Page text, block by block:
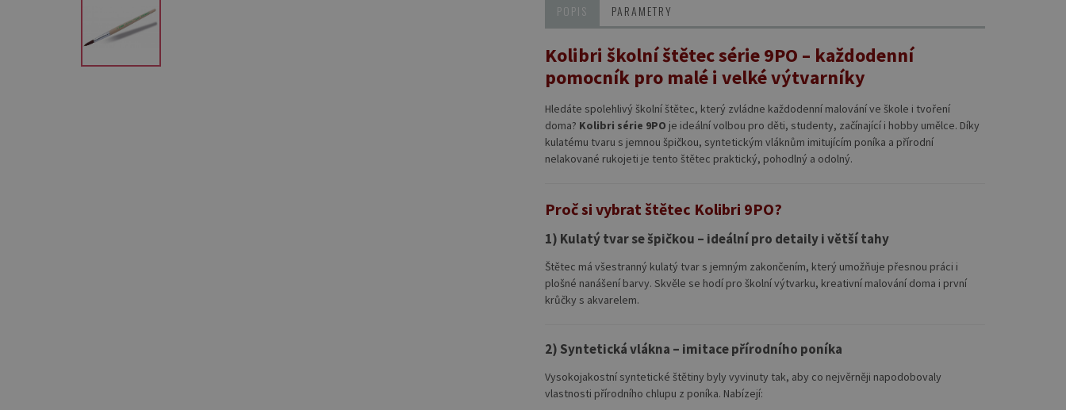
POPIS PARAMETRY
Kolibri školní štětec série 9PO – každodenní
pomocník pro malé i velké výtvarníky
Hledáte spolehlivý školní štětec, který zvládne každodenní malování ve škole i tvoření
doma? Kolibri série 9PO je ideální volbou pro děti, studenty, začínající i hobby umělce. Díky
kulatému tvaru s jemnou špičkou, syntetickým vláknům imitujícím poníka a přírodní
nelakované rukojeti je tento štětec praktický, pohodlný a odolný.
Proč si vybrat štětec Kolibri 9PO?
1) Kulatý tvar se špičkou – ideální pro detaily i větší tahy
Štětec má všestranný kulatý tvar s jemným zakončením, který umožňuje přesnou práci i
plošné nanášení barvy. Skvěle se hodí pro školní výtvarku, kreativní malování doma i první
krůčky s akvarelem.
2) Syntetická vlákna – imitace přírodního poníka
Vysokojakostní syntetické štětiny byly vyvinuty tak, aby co nejvěrněji napodobovaly
vlastnosti přírodního chlupu z poníka. Nabízejí: